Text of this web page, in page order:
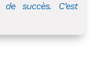
succès. C’est